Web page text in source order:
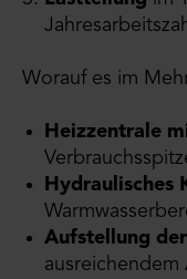
Worauf es im
Heizzentrale
Hydraulisches
Aufstellung
ausreichendem